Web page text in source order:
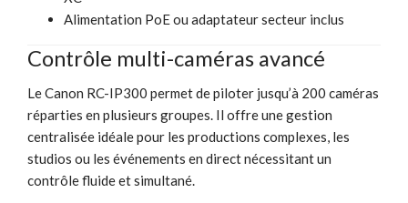
Alimentation PoE ou adaptateur secteur inclus
Contrôle multi-caméras avancé
Le Canon RC-IP300 permet de piloter jusqu’à 200 caméras
réparties en plusieurs groupes. Il offre une gestion
centralisée idéale pour les productions complexes, les
studios ou les événements en direct nécessitant un
contrôle fluide et simultané.